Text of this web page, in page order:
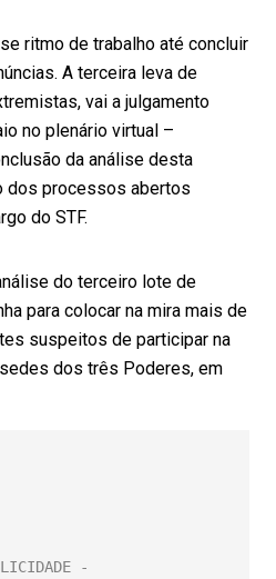
ritmo de trabalho até concluir
A terceira leva de
vai a julgamento
no plenário virtual –
da análise desta
dos processos abertos
do STF.
do terceiro lote de
para colocar na mira mais de
suspeitos de participar na
dos três Poderes, em